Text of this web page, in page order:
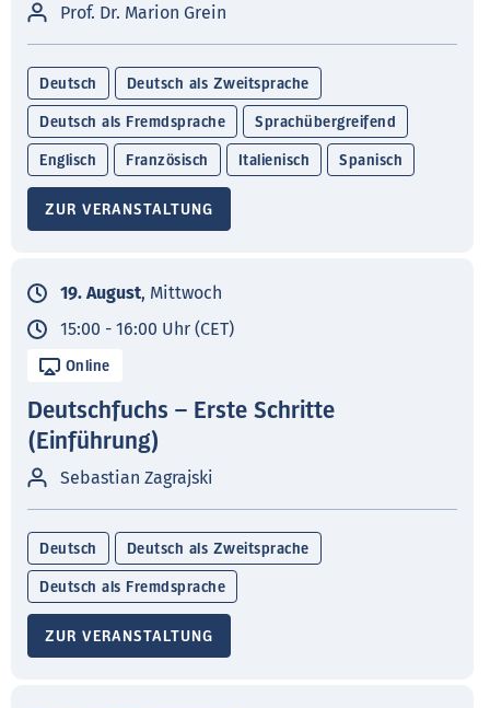
Prof. Dr. Marion Grein
Deutsch Deutsch als Zweitsprache
Deutsch als Fremdsprache Sprachübergreifend
Englisch Französisch Italienisch Spanisch
ZUR VERANSTALTUNG
19. August, Mittwoch
15:00 - 16:00 Uhr (CET)
Online
Deutschfuchs – Erste Schritte
(Einführung)
Sebastian Zagrajski
Deutsch Deutsch als Zweitsprache
Deutsch als Fremdsprache
ZUR VERANSTALTUNG